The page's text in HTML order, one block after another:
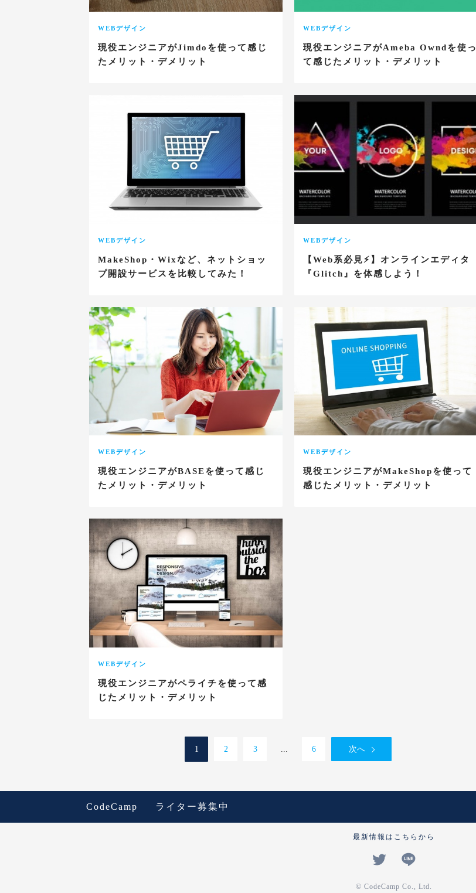
WEBデザイン
現役エンジニアがJimdoを使って感じ
たメリット・デメリット
WEBデザイン
現役エンジニアがAmeba Owndを使っ
て感じたメリット・デメリット
WEBデザイン
MakeShop・Wixなど、ネットショッ
プ開設サービスを比較してみた！
WEBデザイン
【Web系必見⚡】オンラインエディタ
『Glitch』を体感しよう！
WEBデザイン
現役エンジニアがBASEを使って感じ
たメリット・デメリット
WEBデザイン
現役エンジニアがMakeShopを使って
感じたメリット・デメリット
WEBデザイン
現役エンジニアがペライチを使って感
じたメリット・デメリット
1 2 3 ... 6 次へ
CodeCamp ライター募集中
最新情報はこちらから
© CodeCamp Co., Ltd.